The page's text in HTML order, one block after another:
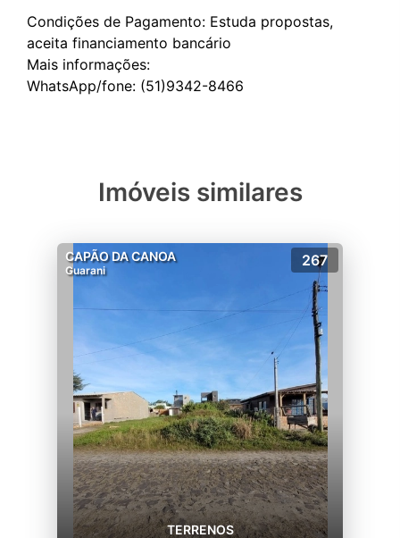
Condições de Pagamento: Estuda propostas,
aceita financiamento bancário
Mais informações:
Imóveis similares
CAPÃO DA CANOA
Guarani
267
TERRENOS